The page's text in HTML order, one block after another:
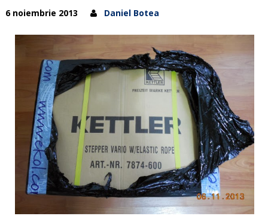
6 noiembrie 2013 Daniel Botea